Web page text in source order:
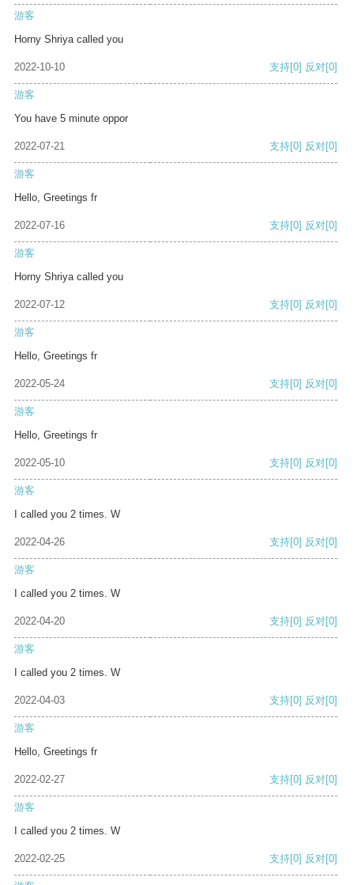
游客
Horny Shriya called you
2022-10-10 支持[0] 反对[0]
游客
You have 5 minute oppor
2022-07-21 支持[0] 反对[0]
游客
Hello, Greetings fr
2022-07-16 支持[0] 反对[0]
游客
Horny Shriya called you
2022-07-12 支持[0] 反对[0]
游客
Hello, Greetings fr
2022-05-24 支持[0] 反对[0]
游客
Hello, Greetings fr
2022-05-10 支持[0] 反对[0]
游客
I called you 2 times. W
2022-04-26 支持[0] 反对[0]
游客
I called you 2 times. W
2022-04-20 支持[0] 反对[0]
游客
I called you 2 times. W
2022-04-03 支持[0] 反对[0]
游客
Hello, Greetings fr
2022-02-27 支持[0] 反对[0]
游客
I called you 2 times. W
2022-02-25 支持[0] 反对[0]